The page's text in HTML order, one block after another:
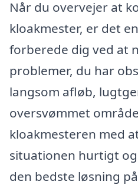
Når du overvejer at
kloakmester, er det
forberede dig ved at
problemer, du har
langsom afløb,
oversvømmet
kloakmesteren med
situationen hurtigt
den bedste løsning